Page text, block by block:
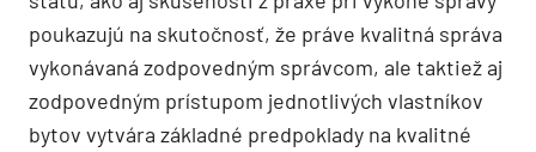
poukazujú na skutočnosť, že práve kvalitná správa
vykonávaná zodpovedným správcom, ale taktiež aj
zodpovedným prístupom jednotlivých vlastníkov
bytov vytvára základné predpoklady na kvalitné